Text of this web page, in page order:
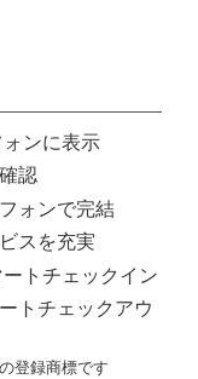
ンに表示
認
ォンで完結
スを充実
トチェックイン
トチェックアウ
登録商標です